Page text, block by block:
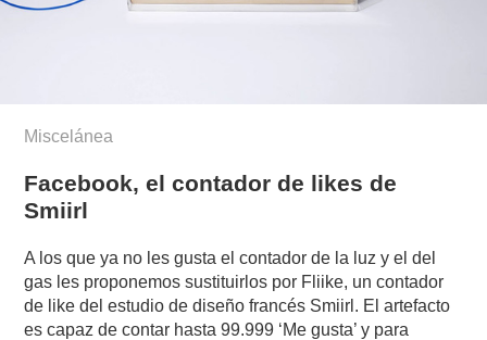
Miscelánea
Facebook, el contador de likes de
Smiirl
A los que ya no les gusta el contador de la luz y el del
gas les proponemos sustituirlos por Fliike, un contador
de like del estudio de diseño francés Smiirl. El artefacto
es capaz de contar hasta 99.999 ‘Me gusta’ y para